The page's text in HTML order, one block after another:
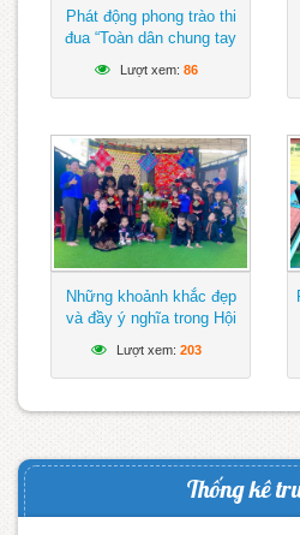
Phát động phong trào thi
đua “Toàn dân chung tay
Việt Nam xanh – sạch –
đẹp”
Lượt xem: 86
Những khoảnh khắc đẹp
và đầy ý nghĩa trong Hội
các dân tộc của trường
Mầm non Chồi Non
Lượt xem: 203
Thống kê